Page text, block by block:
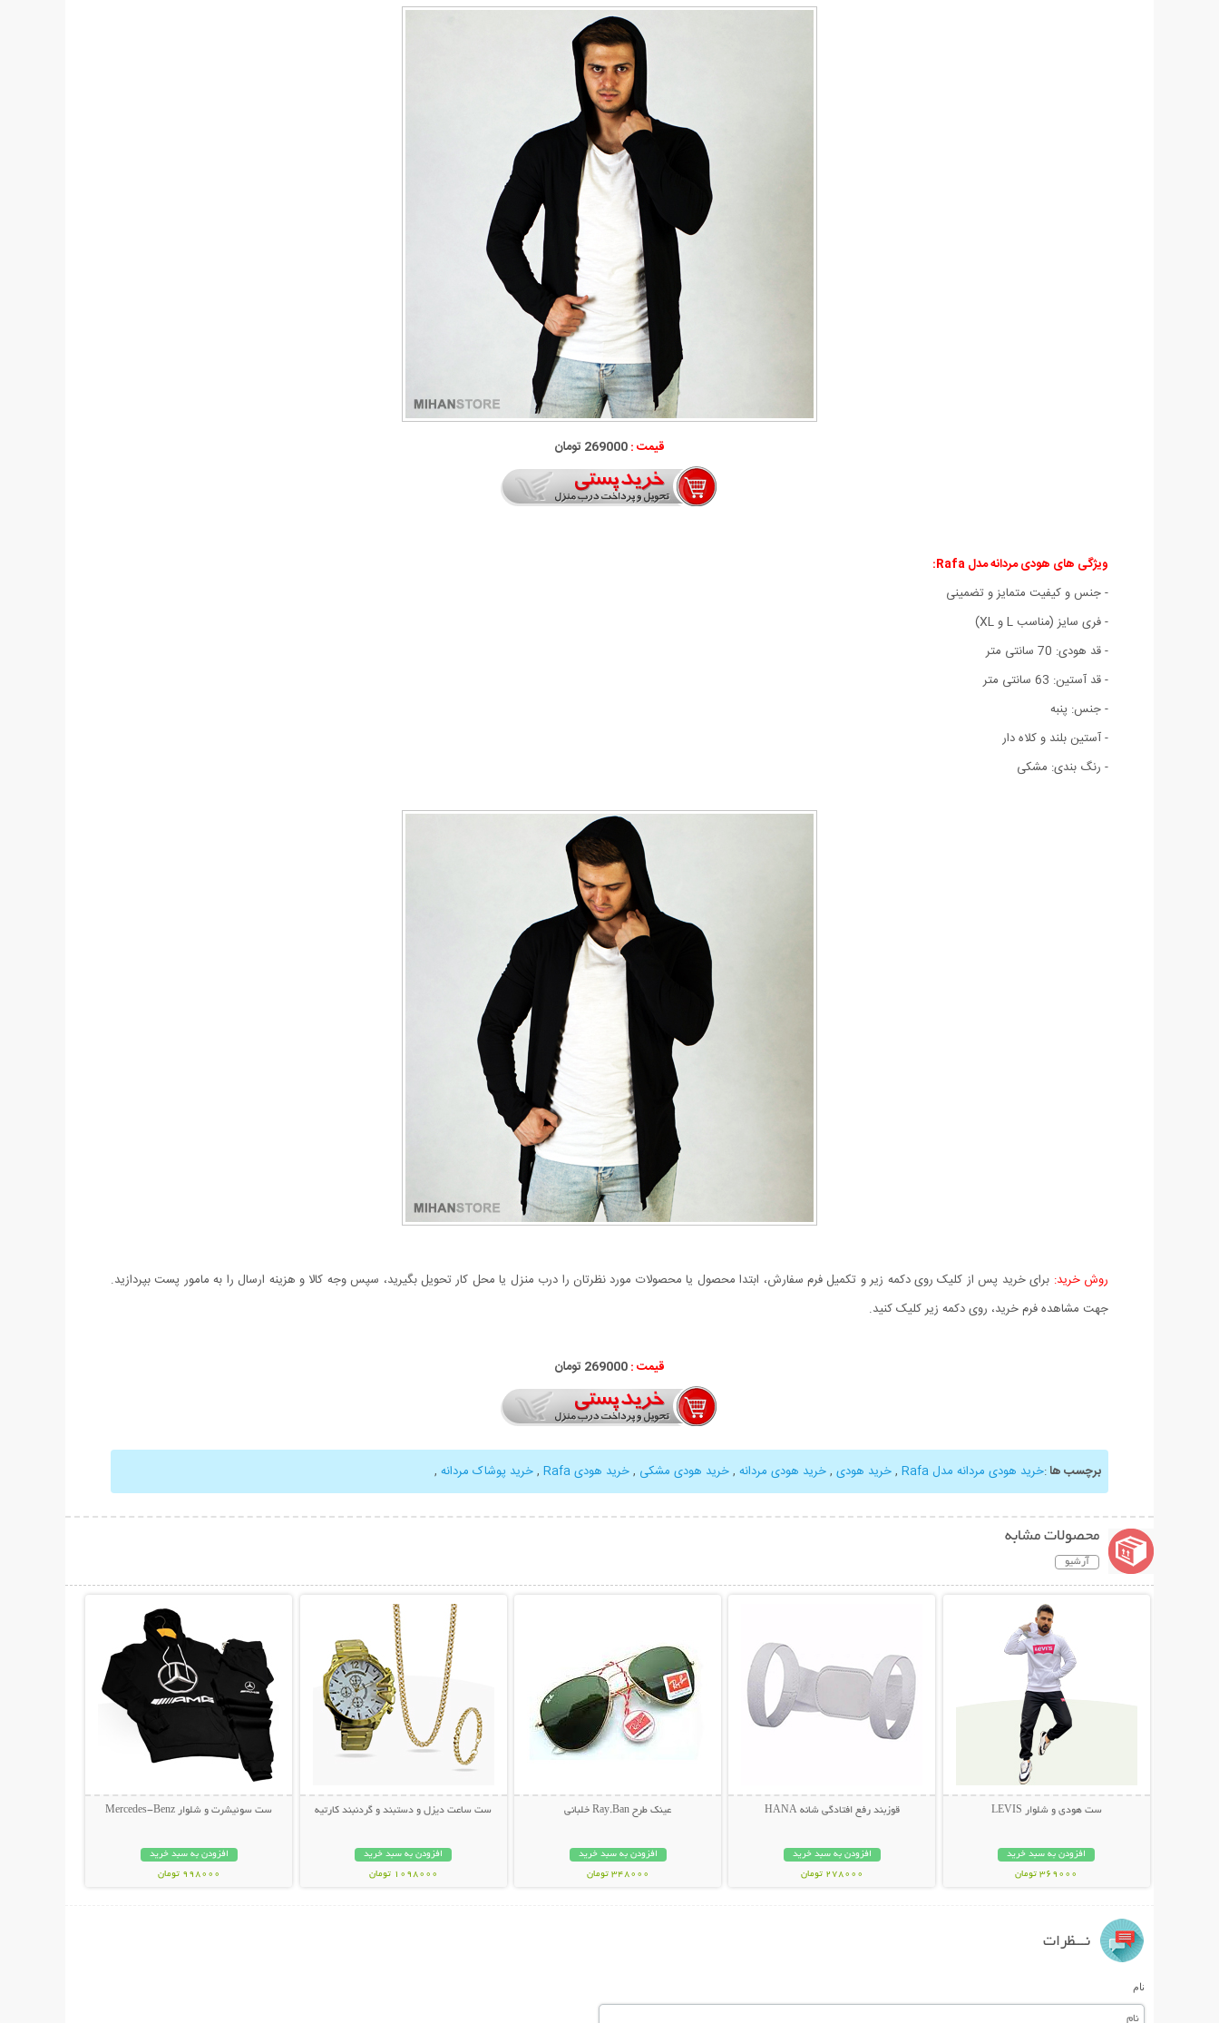
قیمت :269000 تومان
ویژگی های هودی مردانه مدل Rafa:
- جنس و کیفیت متمایز و تضمینی
- فری سایز (مناسب L و XL)
- قد هودی: 70 سانتی متر
- قد آستین: 63 سانتی متر
- جنس: پنبه
- آستین بلند و کلاه دار
- رنگ بندی: مشکی
روش خرید: برای خرید پس از کلیک روی دکمه زیر و تکمیل فرم سفارش، ابتدا محصول یا محصولات مورد نظرتان را درب منزل یا محل کار تحویل بگیرید، سپس وجه کالا و هزینه ارسال را به مامور پست بپردازید.
جهت مشاهده فرم خرید، روی دکمه زیر کلیک کنید.
قیمت : 269000 تومان
برچسب ها:خرید هودی مردانه مدل Rafa ,خرید هودی ,خرید هودی مردانه ,خرید هودی مشکی ,خرید هودی Rafa ,خرید پوشاک مردانه ,
محصولات مشابه
آرشیو
ست هودی و شلوار LEVIS
افزودن به سبد خرید
369000 تومان
قوزبند رفع افتادگی شانه HANA
افزودن به سبد خرید
278000 تومان
عینک طرح Ray.Ban خلبانی
افزودن به سبد خرید
348000 تومان
ست ساعت دیزل و دستبند و گردنبند کارتیه
افزودن به سبد خرید
1098000 تومان
ست سوئیشرت و شلوار Mercedes-Benz
افزودن به سبد خرید
998000 تومان
نـــظرات
نام